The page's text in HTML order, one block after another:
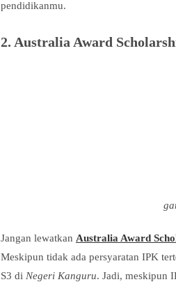
pendidikanmu.
2. Australia Award
Jangan lewatkan Australia Award
Meskipun tidak ada persyaratan IPK
S3 di Negeri Kanguru. Jadi, meskipun